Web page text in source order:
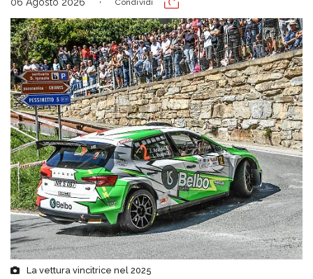
La vettura vincitrice nel 2025